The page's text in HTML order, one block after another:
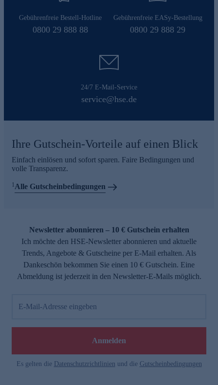
Gebührenfreie Bestell-Hotline
0800 29 888 88
Gebührenfreie EASy-Bestellung
0800 29 888 29
24/7 E-Mail-Service
service@hse.de
Ihre Gutschein-Vorteile auf einen Blick
Einfach einlösen und sofort sparen. Faire Bedingungen und
volle Transparenz.
1Alle Gutscheinbedingungen
Newsletter abonnieren – 10 € Gutschein erhalten
Ich möchte den HSE-Newsletter abonnieren und aktuelle
Trends, Angebote & Gutscheine per E-Mail erhalten. Als
Dankeschön bekommen Sie einen 10 € Gutschein. Eine
Abmeldung ist jederzeit in den Newsletter-E-Mails möglich.
E-Mail-Adresse eingeben
Anmelden
Es gelten die Datenschutzrichtlinien und die Gutscheinbedingungen